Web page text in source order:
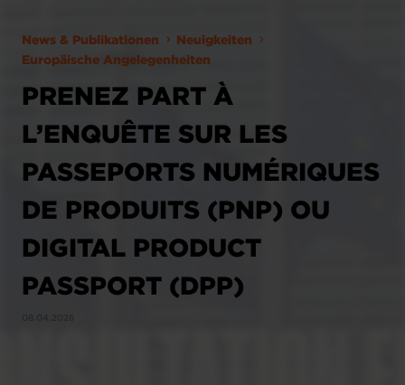
News & Publikationen
Neuigkeiten
Europäische Angelegenheiten
PRENEZ PART À
L’ENQUÊTE SUR LES
PASSEPORTS NUMÉRIQUES
DE PRODUITS (PNP) OU
DIGITAL PRODUCT
PASSPORT (DPP)